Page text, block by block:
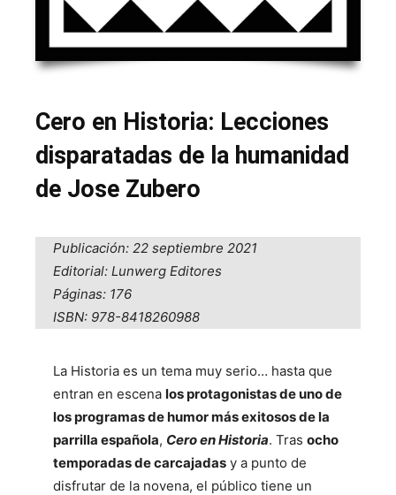
Cero en Historia: Lecciones
disparatadas de la humanidad
de Jose Zubero
Publicación: 22 septiembre 2021
Editorial: Lunwerg Editores
Páginas: 176
ISBN: 978-8418260988
La Historia es un tema muy serio… hasta que
entran en escena los protagonistas de uno de
los programas de humor más exitosos de la
parrilla española, Cero en Historia. Tras ocho
temporadas de carcajadas y a punto de
disfrutar de la novena, el público tiene un